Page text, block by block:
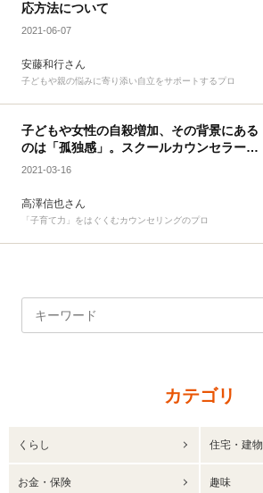
応方法について
2021-06-07
安藤和行さん
子どもや親の悩みに寄り添い自立をサポートするプロ
子どもや女性の自殺増加、その背景にある
のは「孤独感」。スクールカウンセラーの
配置などの取り組みはどこまで有効に機
2021-03-16
高澤信也さん
「子育て力」をはぐくむカウンセリングのプロ
カテゴリ
くらし 住宅・建物
お金・保険 趣味